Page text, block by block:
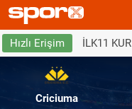
Hızlı Erişim İLK11 KUR
Criciuma